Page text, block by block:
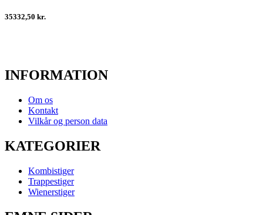
35332,50 kr.
INFORMATION
Om os
Kontakt
Vilkår og person data
KATEGORIER
Kombistiger
Trappestiger
Wienerstiger